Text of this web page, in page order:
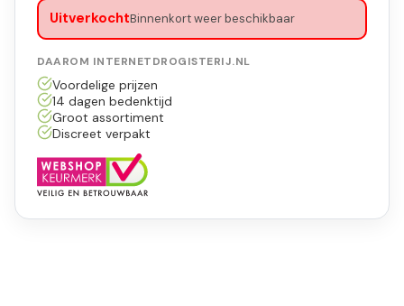
UitverkochtBinnenkort weer beschikbaar
DAAROM INTERNETDROGISTERIJ.NL
Voordelige prijzen
14 dagen bedenktijd
Groot assortiment
Discreet verpakt